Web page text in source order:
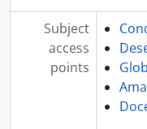
Subject
access
points